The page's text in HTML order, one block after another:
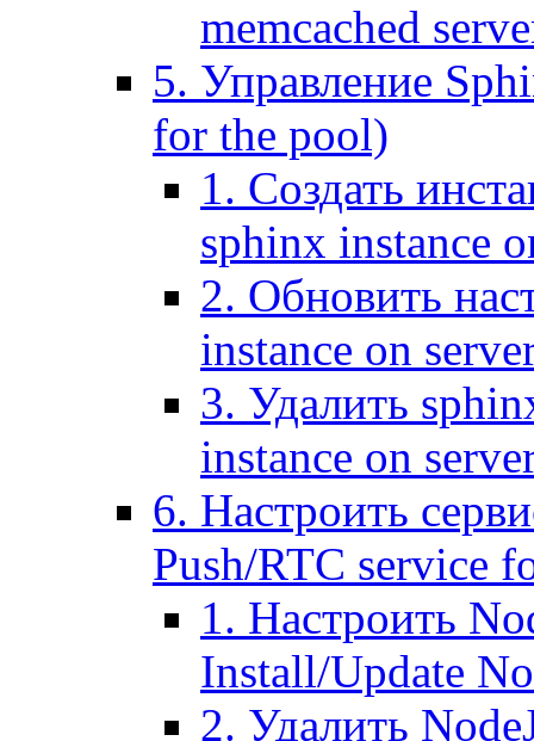
memcached
5. Управление
for the pool)
1. Создать
sphinx instance
2. Обновить
instance on
3. Удалить
instance on
6. Настроить
Push/RTC service
1. Настроить
Install/Update
2. Удалить